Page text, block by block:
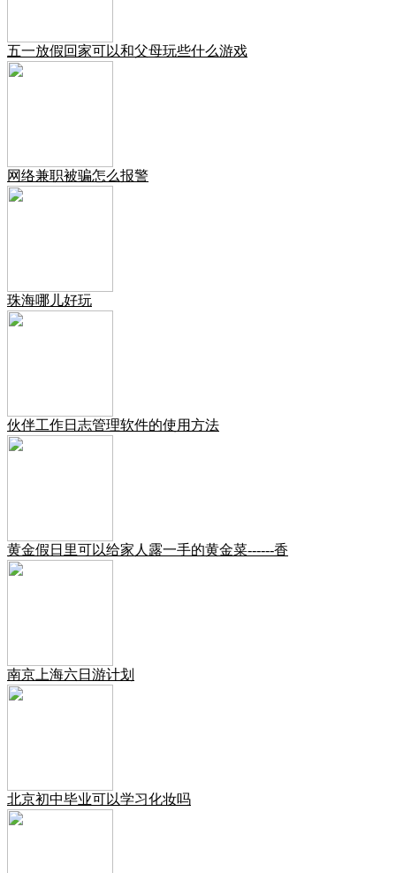
五一放假回家可以和父母玩些什么游戏
网络兼职被骗怎么报警
珠海哪儿好玩
伙伴工作日志管理软件的使用方法
黄金假日里可以给家人露一手的黄金菜------香
南京上海六日游计划
北京初中毕业可以学习化妆吗